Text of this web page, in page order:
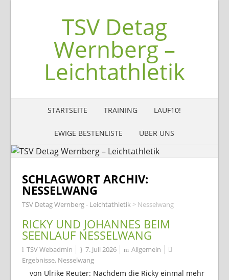
TSV Detag
Wernberg –
Leichtathletik
STARTSEITE TRAINING LAUF10!
EWIGE BESTENLISTE ÜBER UNS
SCHLAGWORT ARCHIV:
NESSELWANG
TSV Detag Wernberg - Leichtathletik> Nesselwang
RICKY UND JOHANNES BEIM
SEENLAUF NESSELWANG
TSV Webadmin 7. Juli 2026
Allgemein
Ergebnisse, Nesselwang
von Ulrike Reuter: Nachdem die Ricky einmal mehr